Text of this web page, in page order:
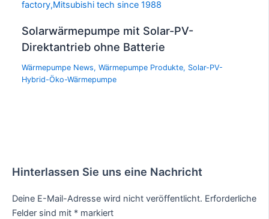
Solarwärmepumpe mit Solar-PV-
Direktantrieb ohne Batterie
Wärmepumpe News,Wärmepumpe Produkte, Solar-PV-
Hybrid-Öko-Wärmepumpe
Hinterlassen Sie uns eine Nachricht
Deine E-Mail-Adresse wird nicht veröffentlicht. Erforderliche
Felder sind mit * markiert